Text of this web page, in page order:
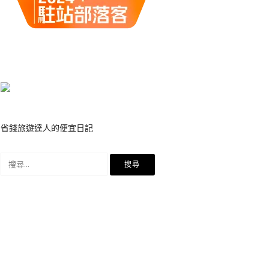
省錢旅遊達人的便宜日記